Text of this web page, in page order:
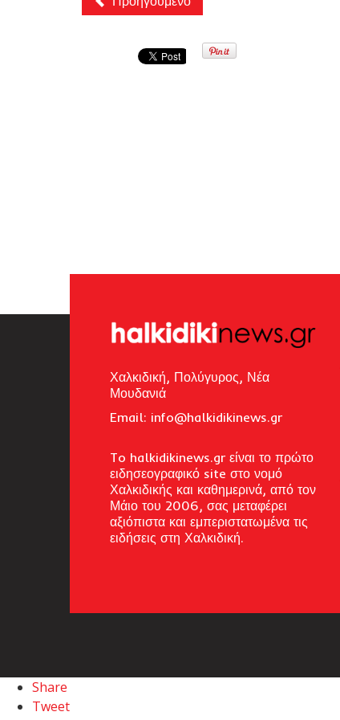
Χαλκιδική, Πολύγυρος, Νέα
Μουδανιά
Email: info@halkidikinews.gr
To halkidikinews.gr είναι το πρώτο
ειδησεογραφικό site στο νομό
Χαλκιδικής και καθημερινά, από τον
Μάιο του 2006, σας μεταφέρει
αξιόπιστα και εμπεριστατωμένα τις
ειδήσεις στη Χαλκιδική.
Share
Tweet